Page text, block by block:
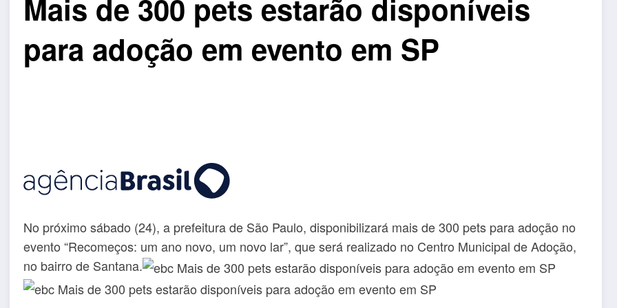
Mais de 300 pets estarão disponíveis
para adoção em evento em SP
No próximo sábado (24), a prefeitura de São Paulo, disponibilizará mais de 300 pets para adoção no
evento “Recomeços: um ano novo, um novo lar”, que será realizado no Centro Municipal de Adoção,
no bairro de Santana.